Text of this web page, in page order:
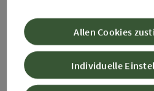
im
360°
statt?
Individuelle
Allen Cookies